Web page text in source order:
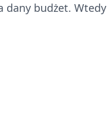
dany budżet. Wtedy